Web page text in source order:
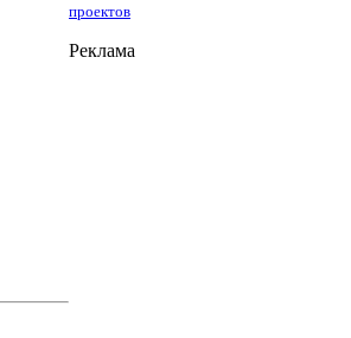
проектов
Реклама